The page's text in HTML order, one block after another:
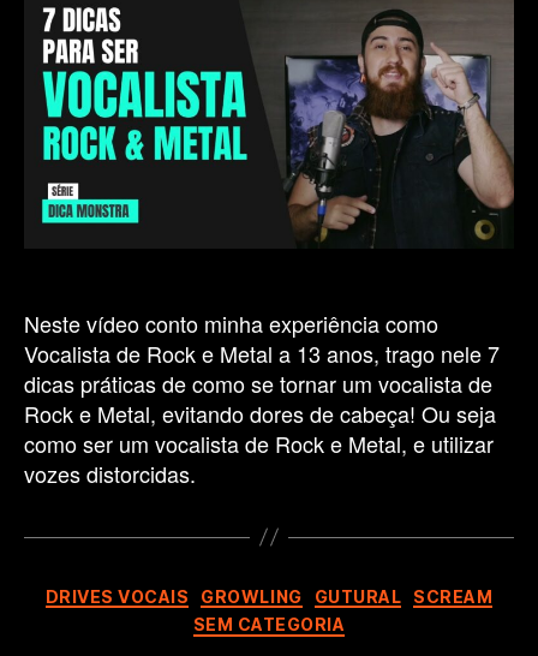
um
Vocalista
de
Rock
e
Metal
￼
Neste vídeo conto minha experiência como
Vocalista de Rock e Metal a 13 anos, trago nele 7
dicas práticas de como se tornar um vocalista de
Rock e Metal, evitando dores de cabeça! Ou seja
como ser um vocalista de Rock e Metal, e utilizar
vozes distorcidas.
Categorias
DRIVES VOCAIS GROWLING GUTURAL
SCREAM
SEM CATEGORIA